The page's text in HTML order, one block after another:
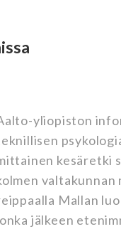
yliopiston
kesäretki
valtakunnan
Mallan
jälkeen